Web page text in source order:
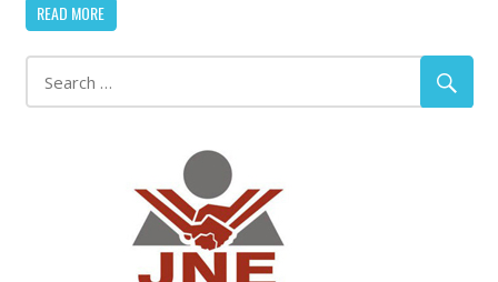
READ MORE